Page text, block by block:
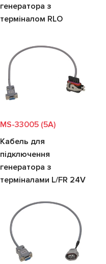
генератора з
терміналом RLO
MS-33005 (5A)
Кабель для
підключення
генератора з
терміналами L/FR 24V